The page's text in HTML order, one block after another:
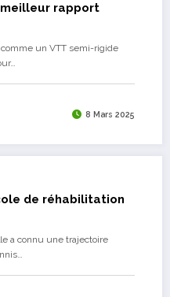
rapport
un VTT semi-rigide
8 Mars 2025
de réhabilitation
a connu une trajectoire